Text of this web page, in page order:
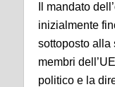
Il mandato
inizialmente
sottoposto alla
membri
politico e la